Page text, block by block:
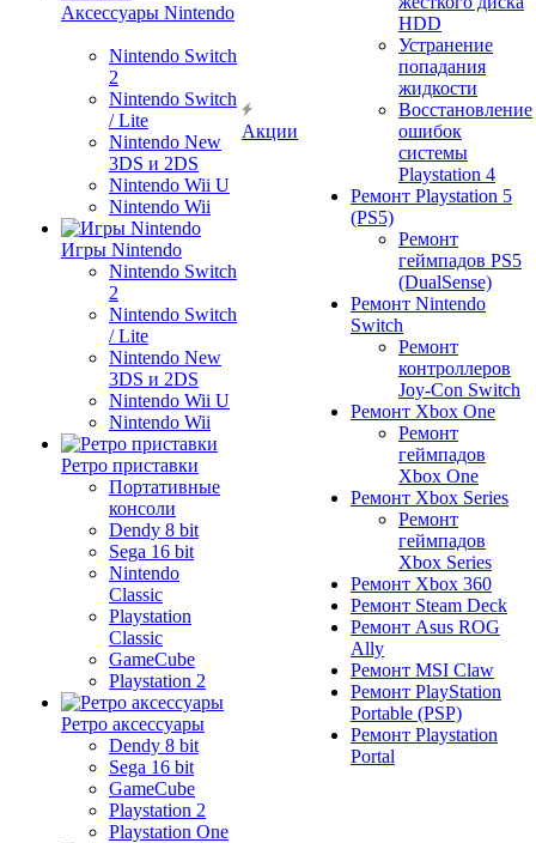
Аксессуары Nintendo
Nintendo Switch
2
Nintendo Switch
/ Lite
Nintendo New
3DS и 2DS
Nintendo Wii U
Nintendo Wii
Игры Nintendo
Nintendo Switch
2
Nintendo Switch
/ Lite
Nintendo New
3DS и 2DS
Nintendo Wii U
Nintendo Wii
Ретро приставки
Портативные
консоли
Dendy 8 bit
Sega 16 bit
Nintendo
Classic
Playstation
Classic
GameCube
Playstation 2
Ретро аксессуары
Dendy 8 bit
Sega 16 bit
GameCube
Playstation 2
Playstation One
Акции
HDD
Устранение
попадания
жидкости
Восстановление
ошибок
системы
Playstation 4
Ремонт Playstation 5
(PS5)
Ремонт
геймпадов PS5
(DualSense)
Ремонт Nintendo
Switch
Ремонт
контроллеров
Joy-Con Switch
Ремонт Xbox One
Ремонт
геймпадов
Xbox One
Ремонт Xbox Series
Ремонт
геймпадов
Xbox Series
Ремонт Xbox 360
Ремонт Steam Deck
Ремонт Asus ROG
Ally
Ремонт MSI Claw
Ремонт PlayStation
Portable (PSP)
Ремонт Playstation
Portal